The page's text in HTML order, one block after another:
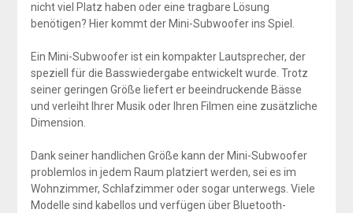
nicht viel Platz haben oder eine tragbare Lösung
benötigen? Hier kommt der Mini-Subwoofer ins Spiel.
Ein Mini-Subwoofer ist ein kompakter Lautsprecher, der
speziell für die Basswiedergabe entwickelt wurde. Trotz
seiner geringen Größe liefert er beeindruckende Bässe
und verleiht Ihrer Musik oder Ihren Filmen eine zusätzliche
Dimension.
Dank seiner handlichen Größe kann der Mini-Subwoofer
problemlos in jedem Raum platziert werden, sei es im
Wohnzimmer, Schlafzimmer oder sogar unterwegs. Viele
Modelle sind kabellos und verfügen über Bluetooth-